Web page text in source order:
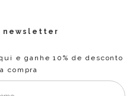
newsletter
e ganhe 10% de desconto
compra